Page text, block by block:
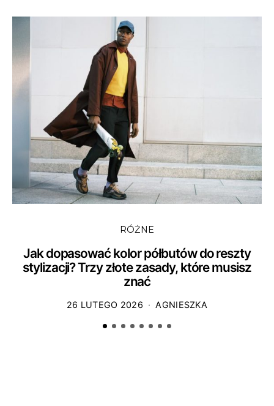
RÓŻNE
Jak dopasować kolor półbutów do reszty
stylizacji? Trzy złote zasady, które musisz
znać
26 LUTEGO 2026 AGNIESZKA